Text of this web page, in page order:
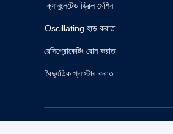
ক্যানুলেটেড ড্রিল মেশিন
Oscillating হাড় করাত
রেসিপ্রোকেটিং বোন করাত
বৈদ্যুতিক প্লাস্টার করাত